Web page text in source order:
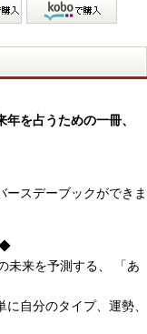
を占うための一冊、
ースデーブックができま
◆
未来を予測する、 「あ
自分のタイプ、運勢、